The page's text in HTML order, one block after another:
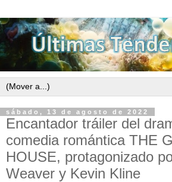
sábado, 13 de agosto de 2022
Encantador tráiler del
comedia romántica THE
HOUSE, protagonizado
Weaver y Kevin Kline